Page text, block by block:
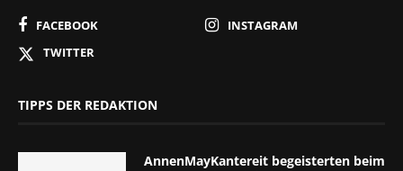
FACEBOOK
INSTAGRAM
TWITTER
TIPPS DER REDAKTION
AnnenMayKantereit begeisterten beim